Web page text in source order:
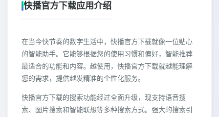
快播官方下载应用介绍
在当今快节奏的数字生活中，快播官方下载就像一位贴心
的智能助手。它能够根据您的使用习惯和偏好，智能推荐
最适合的功能和内容。越使用，快播官方下载就越能理解
您的需求，提供越发精准的个性化服务。
快播官方下载的搜索功能经过全面升级，现支持语音搜
索、图片搜索和智能联想等多种搜索方式。强大的搜索引